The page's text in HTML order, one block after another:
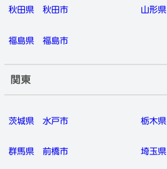
秋田県 秋田市 山形県
福島県 福島市
関東
茨城県 水戸市 栃木県
群馬県 前橋市 埼玉県